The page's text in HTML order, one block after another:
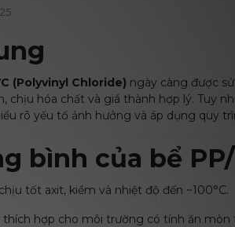
(Polyvinyl Chloride) ngày càng được
chịu hóa chất và giá thành hợp lý. Tuy
rõ yếu tố ảnh hưởng và áp dụng quy
bình của bể PP/
tốt axit, kiềm và nhiệt độ đến ~100°C.
thích hợp cho môi trường có tính ăn mòn